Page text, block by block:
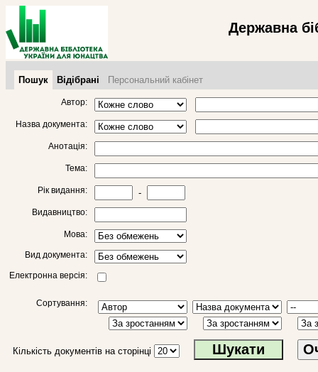
Державна
Пошук Відібрані Персональний кабінет
Автор:
Назва документа:
Анотація:
Тема:
Рік видання: -
Видавництво:
Мова:
Вид документа:
Електронна версія:
Сортування:
Кількість документів на сторінці